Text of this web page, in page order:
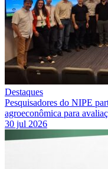
Destaques
Pesquisadores do NIPE
agroeconômica para
30 jul 2026